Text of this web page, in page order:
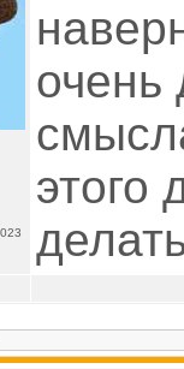
очень
этого